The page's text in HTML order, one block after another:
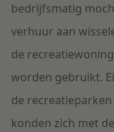
bedrijfsmatig
verhuur aan
de
worden gebruikt.
de
konden zich met